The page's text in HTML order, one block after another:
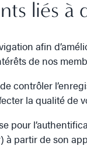
liés à
afin
de nos
contrôler
la qualité de
pour
partir de son